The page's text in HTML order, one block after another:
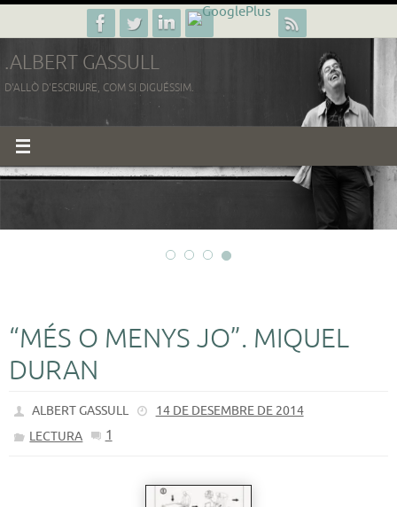
to
content
.ALBERT GASSULL
D'ALLÒ D'ESCRIURE, COM SI DIGUÉSSIM.
“MÉS O MENYS JO”. MIQUEL
DURAN
ALBERT GASSULL
14 DE DESEMBRE DE 2014
LECTURA
1